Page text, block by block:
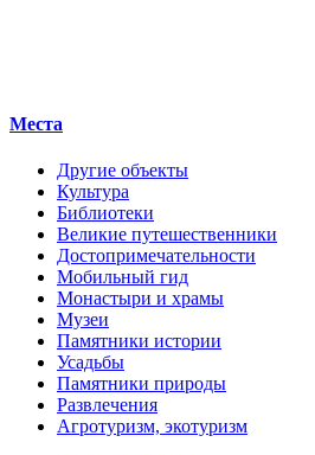
Места
Другие объекты
Культура
Библиотеки
Великие путешественники
Достопримечательности
Мобильный гид
Монастыри и храмы
Музеи
Памятники истории
Усадьбы
Памятники природы
Развлечения
Агротуризм, экотуризм